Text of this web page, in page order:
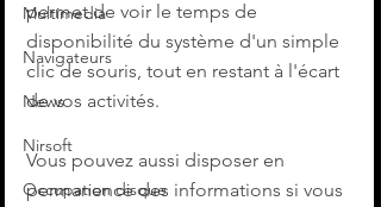
Multimedia
Navigateurs
News
Nirsoft
Occupation disque
permet de voir le temps de
disponibilité du système d'un simple
clic de souris, tout en restant à l'écart
de vos activités.
Vous pouvez aussi disposer en
permanence des informations si vous